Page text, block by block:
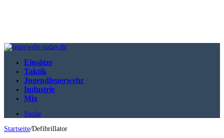
Einsätze
Taktik
Jugendfeuerwehr
Industrie
Mix
Suche
Startseite/Defibrillator